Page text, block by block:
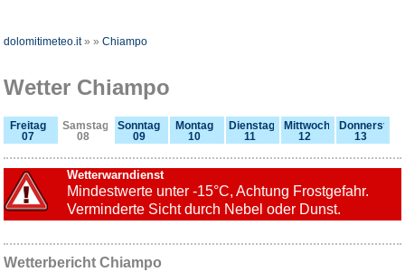
dolomitimeteo.it»»Chiampo
Wetter Chiampo
Freitag
07
Samstag
08
Sonntag
09
Montag
10
Dienstag
11
Mittwoch
12
Donnerstag
13
Wetterwarndienst
Mindestwerte unter -15°C, Achtung Frostgefahr.
Verminderte Sicht durch Nebel oder Dunst.
Wetterbericht Chiampo